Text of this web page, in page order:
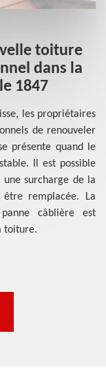
toiture
dans la
1847
les propriétaires
de renouveler
présente quand le
Il est possible
une surcharge de la
remplacée. La
câblière est
toiture.